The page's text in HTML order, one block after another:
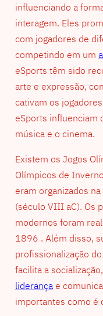
influenciando a
interagem. Eles
com jogadores de
competindo em um
eSports têm sido
arte e expressão,
cativam os
eSports influenciam
música e o cinema.
Existem os Jogos
Olímpicos de
eram organizados
(século VIII aC). Os
modernos foram
1896 . Além disso,
profissionalização
facilita a
liderança e
importantes como é